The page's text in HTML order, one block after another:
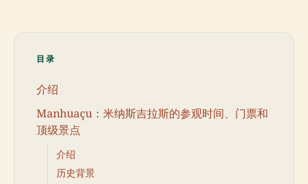
目录
介绍
Manhuaçu：米纳斯吉拉斯的参观时间、门票和
顶级景点
介绍
历史背景